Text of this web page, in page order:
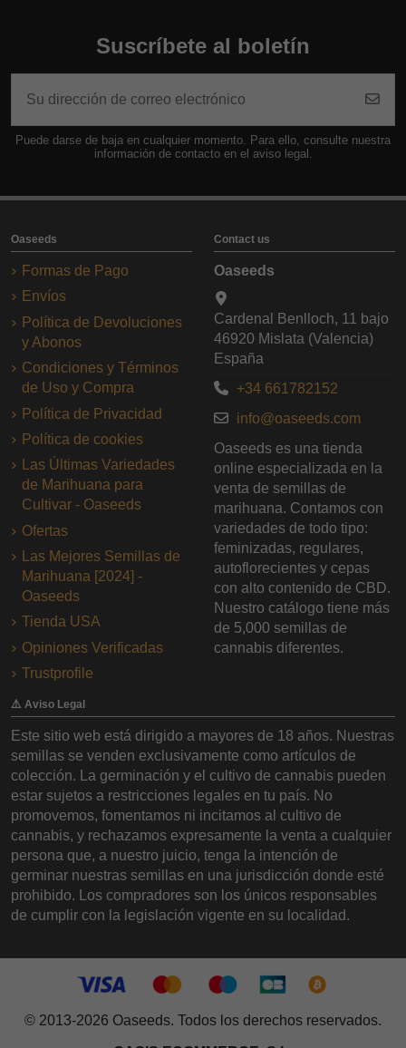
Suscríbete al boletín
Puede darse de baja en cualquier momento. Para ello, consulte nuestra
información de contacto en el aviso legal.
Oaseeds
Formas de Pago
Envíos
Política de Devoluciones
y Abonos
Condiciones y Términos
de Uso y Compra
Política de Privacidad
Política de cookies
Las Últimas Variedades
de Marihuana para
Cultivar - Oaseeds
Ofertas
Las Mejores Semillas de
Marihuana [2024] -
Oaseeds
Tienda USA
Opiniones Verificadas
Trustprofile
Contact us
Oaseeds
Cardenal Benlloch, 11 bajo
46920 Mislata (Valencia)
España
+34 661782152
info@oaseeds.com
Oaseeds es una tienda
online especializada en la
venta de semillas de
marihuana. Contamos con
variedades de todo tipo:
feminizadas, regulares,
autoflorecientes y cepas
con alto contenido de CBD.
Nuestro catálogo tiene más
de 5,000 semillas de
cannabis diferentes.
⚠️ Aviso Legal
Este sitio web está dirigido a mayores de 18 años. Nuestras
semillas se venden exclusivamente como artículos de
colección. La germinación y el cultivo de cannabis pueden
estar sujetos a restricciones legales en tu país. No
promovemos, fomentamos ni incitamos al cultivo de
cannabis, y rechazamos expresamente la venta a cualquier
persona que, a nuestro juicio, tenga la intención de
germinar nuestras semillas en una jurisdicción donde esté
prohibido. Los compradores son los únicos responsables
de cumplir con la legislación vigente en su localidad.
© 2013-2026 Oaseeds. Todos los derechos reservados.